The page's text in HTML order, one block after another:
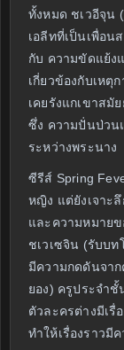
ทั้งหมด ชเวอีจุน
เอลีทที่เป็นเพื่อ
กับ ความขัดแย้ง
เกี่ยวข้องกับเหตุ
เคยรังแกเขาสมั
ซึ่ง ความปั่นป่วน
ระหว่างพระนาง
ซีรีส์ Spring
หญิง แต่ยังเจาะ
และความหมาย
ชเวเซจิน (รับบ
มีความกดดันจา
ยอง) ครูประจำ
ตัวละครต่างมีเรื่
ทำให้เรื่องราวมี